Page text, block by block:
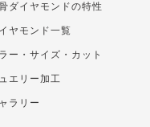
ダイヤモンドの特性
ヤモンド一覧
ー・サイズ・カット
エリー加工
ラリー